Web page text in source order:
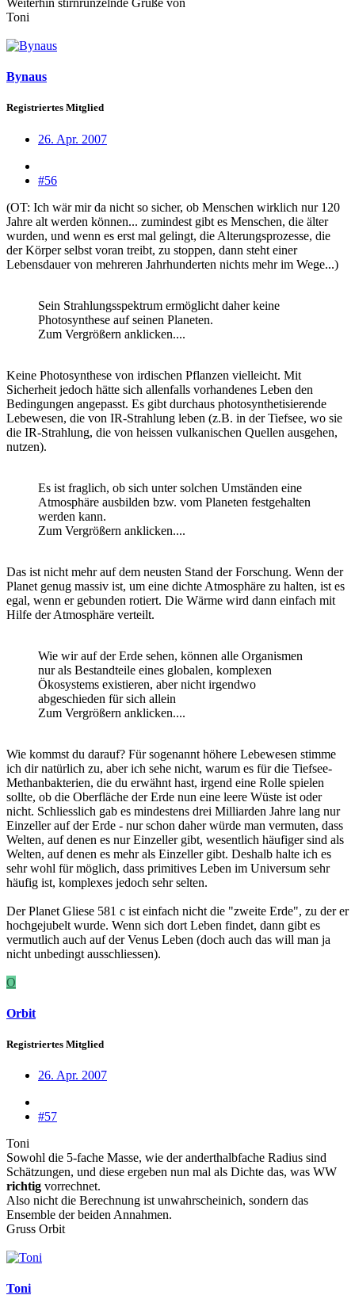
Weiterhin stirnrunzelnde Grüße von
Toni
Bynaus
Registriertes Mitglied
26. Apr. 2007
#56
(OT: Ich wär mir da nicht so sicher, ob Menschen wirklich nur 120
Jahre alt werden können... zumindest gibt es Menschen, die älter
wurden, und wenn es erst mal gelingt, die Alterungsprozesse, die
der Körper selbst voran treibt, zu stoppen, dann steht einer
Lebensdauer von mehreren Jahrhunderten nichts mehr im Wege...)
Sein Strahlungsspektrum ermöglicht daher keine
Photosynthese auf seinen Planeten.
Zum Vergrößern anklicken....
Keine Photosynthese von irdischen Pflanzen vielleicht. Mit
Sicherheit jedoch hätte sich allenfalls vorhandenes Leben den
Bedingungen angepasst. Es gibt durchaus photosynthetisierende
Lebewesen, die von IR-Strahlung leben (z.B. in der Tiefsee, wo sie
die IR-Strahlung, die von heissen vulkanischen Quellen ausgehen,
nutzen).
Es ist fraglich, ob sich unter solchen Umständen eine
Atmosphäre ausbilden bzw. vom Planeten festgehalten
werden kann.
Zum Vergrößern anklicken....
Das ist nicht mehr auf dem neusten Stand der Forschung. Wenn der
Planet genug massiv ist, um eine dichte Atmosphäre zu halten, ist es
egal, wenn er gebunden rotiert. Die Wärme wird dann einfach mit
Hilfe der Atmosphäre verteilt.
Wie wir auf der Erde sehen, können alle Organismen
nur als Bestandteile eines globalen, komplexen
Ökosystems existieren, aber nicht irgendwo
abgeschieden für sich allein
Zum Vergrößern anklicken....
Wie kommst du darauf? Für sogenannt höhere Lebewesen stimme
ich dir natürlich zu, aber ich sehe nicht, warum es für die Tiefsee-
Methanbakterien, die du erwähnt hast, irgend eine Rolle spielen
sollte, ob die Oberfläche der Erde nun eine leere Wüste ist oder
nicht. Schliesslich gab es mindestens drei Milliarden Jahre lang nur
Einzeller auf der Erde - nur schon daher würde man vermuten, dass
Welten, auf denen es nur Einzeller gibt, wesentlich häufiger sind als
Welten, auf denen es mehr als Einzeller gibt. Deshalb halte ich es
sehr wohl für möglich, dass primitives Leben im Universum sehr
häufig ist, komplexes jedoch sehr selten.
Der Planet Gliese 581 c ist einfach nicht die "zweite Erde", zu der er
hochgejubelt wurde. Wenn sich dort Leben findet, dann gibt es
vermutlich auch auf der Venus Leben (doch auch das will man ja
nicht unbedingt ausschliessen).
O
Orbit
Registriertes Mitglied
26. Apr. 2007
#57
Toni
Sowohl die 5-fache Masse, wie der anderthalbfache Radius sind
Schätzungen, und diese ergeben nun mal als Dichte das, was WW
richtig vorrechnet.
Also nicht die Berechnung ist unwahrscheinich, sondern das
Ensemble der beiden Annahmen.
Gruss Orbit
Toni